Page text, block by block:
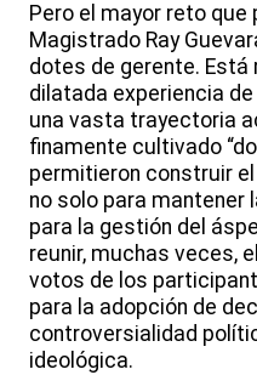
Pero el mayor reto que
Magistrado Ray
dotes de gerente. Está
dilatada experiencia
una vasta trayectoria
finamente cultivado
permitieron construir
no solo para mantener
para la gestión del
reunir, muchas veces,
votos de los
para la adopción de
controversialidad
ideológica.